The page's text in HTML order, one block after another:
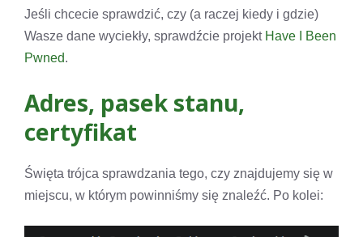
Jeśli chcecie sprawdzić, czy (a raczej kiedy i gdzie)
Wasze dane wyciekły, sprawdźcie projekt Have I Been
Pwned.
Adres, pasek stanu,
certyfikat
Święta trójca sprawdzania tego, czy znajdujemy się w
miejscu, w którym powinniśmy się znaleźć. Po kolei: